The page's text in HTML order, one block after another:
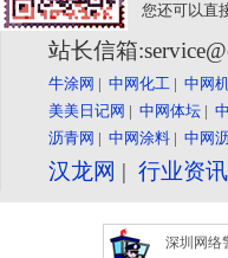
您还可以直
站长信箱
牛涂网 | 中网化工 | 中网
美美日记网 | 中网体坛 |
沥青网 | 中网涂料 | 中网
汉龙网 | 行业资
深圳网络